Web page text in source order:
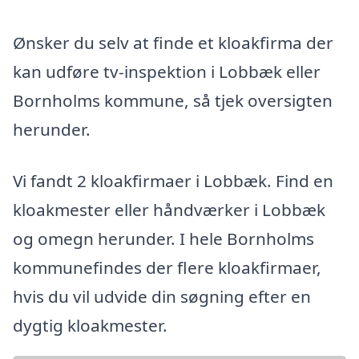
Ønsker du selv at finde et kloakfirma der
kan udføre tv-inspektion i Lobbæk eller
Bornholms kommune, så tjek oversigten
herunder.
Vi fandt 2 kloakfirmaer i Lobbæk. Find en
kloakmester eller håndværker i Lobbæk
og omegn herunder. I hele Bornholms
kommunefindes der flere kloakfirmaer,
hvis du vil udvide din søgning efter en
dygtig kloakmester.